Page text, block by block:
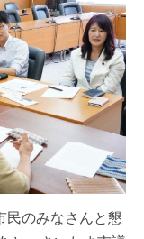
民のみなさんと懇